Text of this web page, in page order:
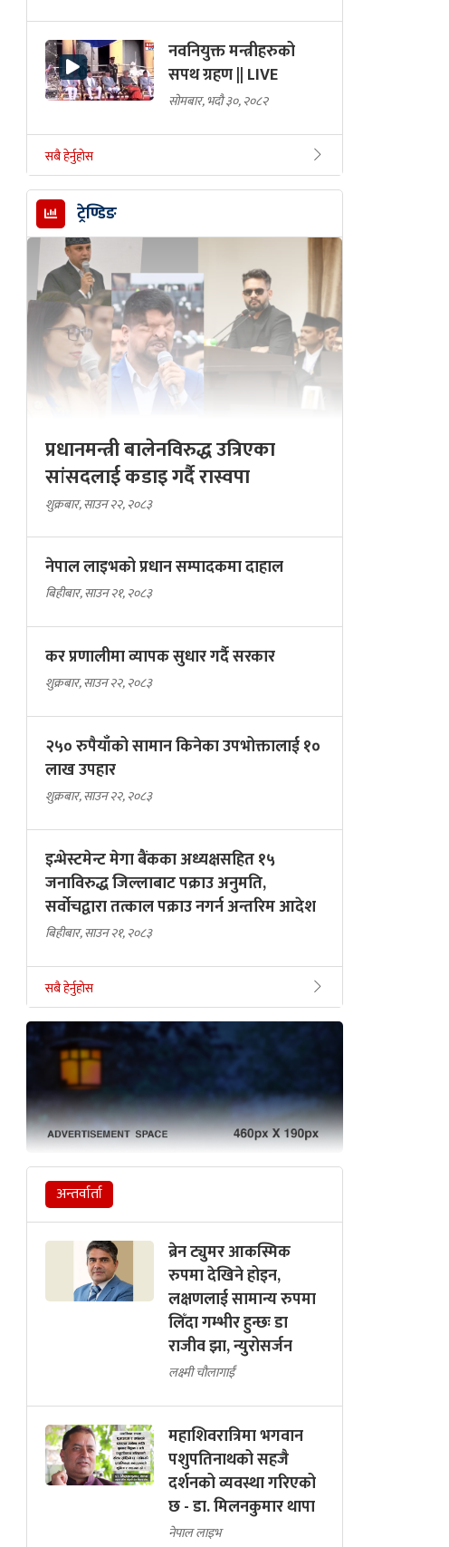
नवनियुक्त मन्त्रीहरुको
सपथ ग्रहण || LIVE
सोमबार, भदौ ३०, २०८२
सबै हेर्नुहोस
ट्रेण्डिङ
प्रधानमन्त्री बालेनविरुद्ध उत्रिएका
सांसदलाई कडाइ गर्दै रास्वपा
शुक्रबार, साउन २२, २०८३
नेपाल लाइभको प्रधान सम्पादकमा दाहाल
बिहीबार, साउन २१, २०८३
कर प्रणालीमा व्यापक सुधार गर्दै सरकार
शुक्रबार, साउन २२, २०८३
२५० रुपैयाँको सामान किनेका उपभोक्तालाई १०
लाख उपहार
शुक्रबार, साउन २२, २०८३
इन्भेस्टमेन्ट मेगा बैंकका अध्यक्षसहित १५
जनाविरुद्ध जिल्लाबाट पक्राउ अनुमति,
सर्वोचद्वारा तत्काल पक्राउ नगर्न अन्तरिम आदेश
बिहीबार, साउन २१, २०८३
सबै हेर्नुहोस
अन्तर्वार्ता
ब्रेन ट्युमर आकस्मिक
रुपमा देखिने होइन,
लक्षणलाई सामान्य रुपमा
लिँदा गम्भीर हुन्छः डा
राजीव झा, न्युरोसर्जन
लक्ष्मी चौलागाईं
महाशिवरात्रिमा भगवान
पशुपतिनाथको सहजै
दर्शनको व्यवस्था गरिएको
छ - डा. मिलनकुमार थापा
नेपाल लाइभ